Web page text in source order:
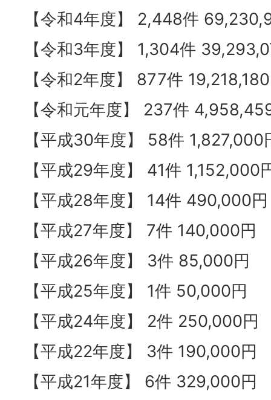
【令和4年度】 2,448件
【令和3年度】 1,304件
【令和2年度】 877件
【令和元年度】 237件
【平成30年度】 58件 1,827,000
【平成29年度】 41件 1,152,000
【平成28年度】 14件 490,000円
【平成27年度】 7件 140,000円
【平成26年度】 3件 85,000円
【平成25年度】 1件 50,000円
【平成24年度】 2件 250,000円
【平成22年度】 3件 190,000円
【平成21年度】 6件 329,000円